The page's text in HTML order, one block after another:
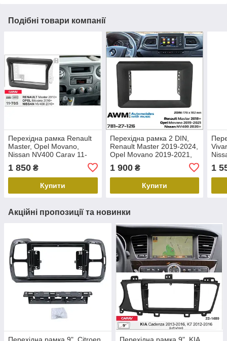
Подібні товари компанії
Перехідна рамка Renault
Master, Opel Movano,
Nissan NV400 Carav 11-
1 850 ₴
Купити
Перехідна рамка 2 DIN,
Renault Master 2019-2024,
Opel Movano 2019-2021,
Nissan NV400 2020-2021,
AWM 781-27-126
1 900₴
Купити
1
Акційні пропозиції та новинки